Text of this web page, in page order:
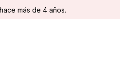
más de 4 años.